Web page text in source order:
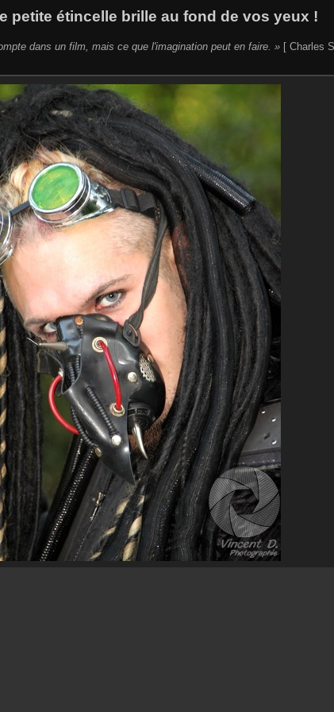
petite étincelle brille au fond de vos yeux !
dans un film, mais ce que l'imagination peut en faire. »[ Charles